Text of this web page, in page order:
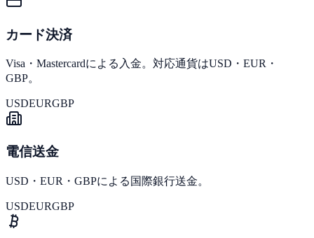
カード決済
Visa・Mastercardによる入金。対応通貨はUSD・EUR・
GBP。
USDEURGBP
電信送金
USD・EUR・GBPによる国際銀行送金。
USDEURGBP